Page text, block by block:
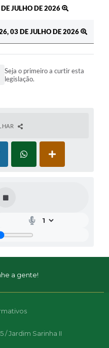
JULHO DE 2026
03 DE JULHO DE 2026
Seja o primeiro a curtir esta
legislação.
a gente!
/ Jardim Sarinha II